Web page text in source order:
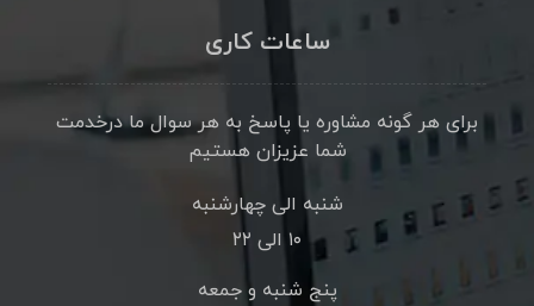
ساعات کاری
برای هر گونه مشاوره یا پاسخ به هر سوال ما درخدمت
شما عزیزان هستیم
شنبه الی چهارشنبه
۱۰ الی ۲۲
پنج شنبه و جمعه